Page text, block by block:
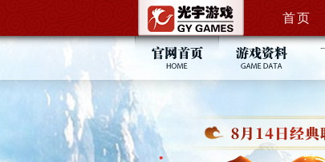
首页
你提我改
门派角色
新手指引
坛 奇宝斋